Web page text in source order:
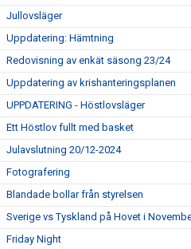
Jullovsläger
Uppdatering: Hämtning
Redovisning av enkät säsong 23/24
Uppdatering av krishanteringsplanen
UPPDATERING - Höstlovsläger
Ett Höstlov fullt med basket
Julavslutning 20/12-2024
Fotografering
Blandade bollar från styrelsen
Sverige vs Tyskland på Hovet i
Friday Night